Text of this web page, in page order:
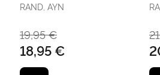
RAND, AYN
19,95 €
18,95 €